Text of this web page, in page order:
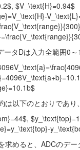
$V_\text{H}=0.94$
ータDは入力全範囲0
は以下のとおりであ
求めると、ADCのデー